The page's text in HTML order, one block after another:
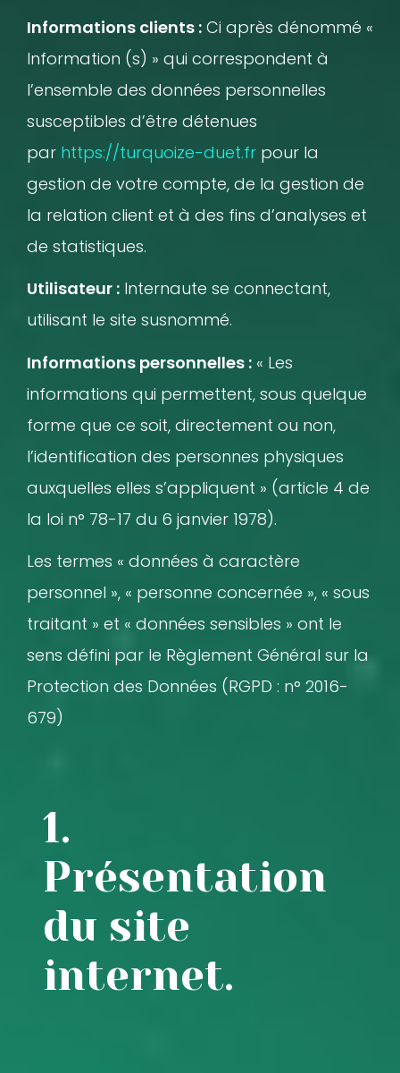
Informations clients : Ci après dénommé «
Information (s) » qui correspondent à
l’ensemble des données personnelles
susceptibles d’être détenues
par https://turquoize-duet.fr pour la
gestion de votre compte, de la gestion de
la relation client et à des fins d’analyses et
de statistiques.
Utilisateur : Internaute se connectant,
utilisant le site susnommé.
Informations personnelles : « Les
informations qui permettent, sous quelque
forme que ce soit, directement ou non,
l’identification des personnes physiques
auxquelles elles s’appliquent » (article 4 de
la loi n° 78-17 du 6 janvier 1978).
Les termes « données à caractère
personnel », « personne concernée », « sous
traitant » et « données sensibles » ont le
sens défini par le Règlement Général sur la
Protection des Données (RGPD : n° 2016-
679)
1.
Présentation
du site
internet.